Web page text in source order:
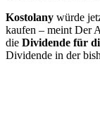
Kostolany würde
kaufen – meint Der
die Dividende für
Dividende in der